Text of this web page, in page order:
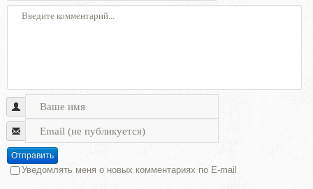
Отправить
Уведомлять меня о новых комментариях по E-mail